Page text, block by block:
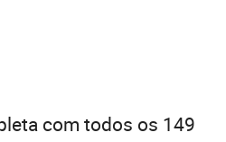
com todos os 149